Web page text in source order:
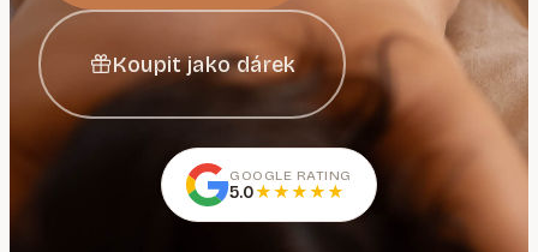
Koupit jako dárek
GOOGLE RATING
5.0★★★★★